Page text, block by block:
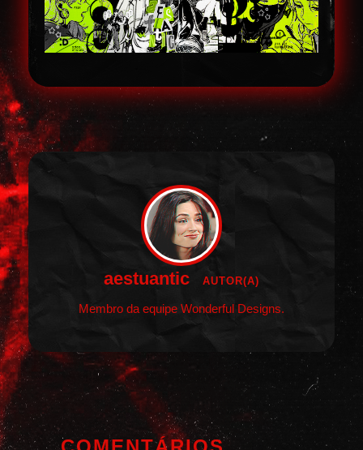
aestuantic AUTOR(A)
Membro da equipe Wonderful Designs.